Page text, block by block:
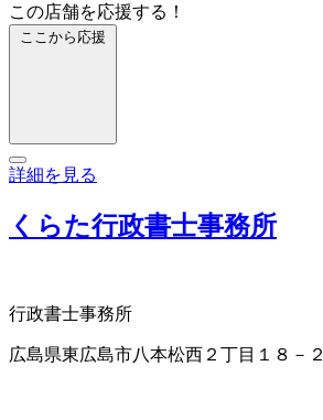
この店舗を応援する！
ここから応援
詳細を見る
くらた行政書士事務所
行政書士事務所
広島県東広島市八本松西２丁目１８－２